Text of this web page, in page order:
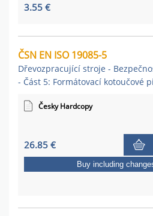
3.55 €
ČSN EN ISO 19085-5
Dřevozpracující stroje -
- Část 5: Formátovací kotoučové
Česky Hardcopy
26.85 €
Buy including